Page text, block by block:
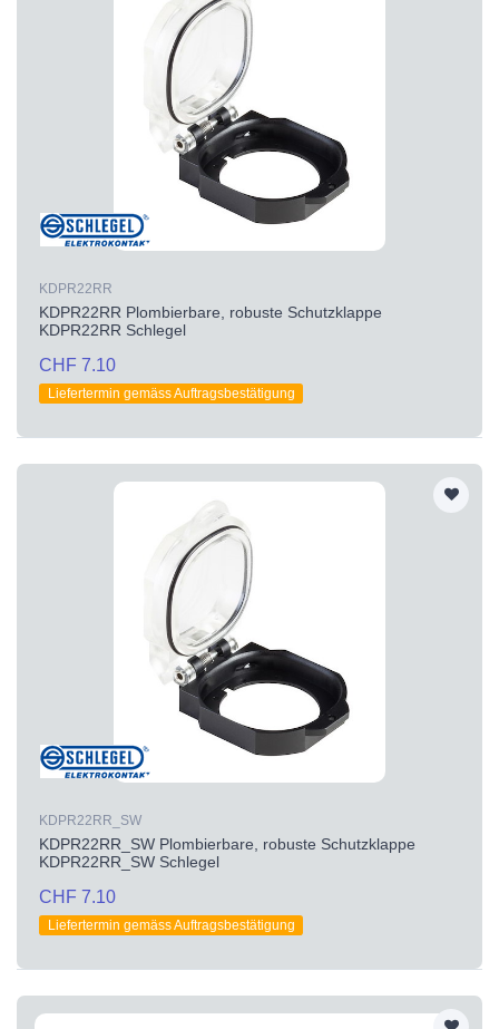
KDPR22RR
KDPR22RR Plombierbare, robuste Schutzklappe
KDPR22RR Schlegel
CHF 7.10
Liefertermin gemäss Auftragsbestätigung
KDPR22RR_SW
KDPR22RR_SW Plombierbare, robuste Schutzklappe
KDPR22RR_SW Schlegel
CHF 7.10
Liefertermin gemäss Auftragsbestätigung